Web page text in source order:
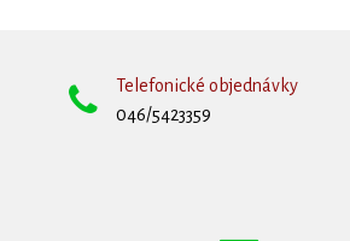
Telefonické objednávky
046/5423359